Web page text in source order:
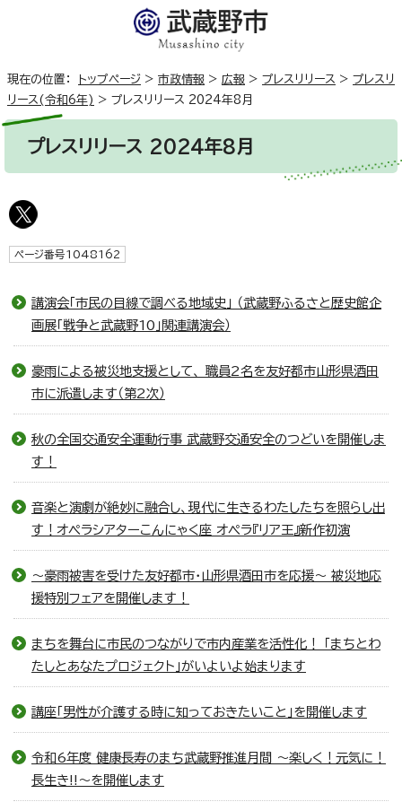
現在の位置： トップページ > 市政情報 > 広報 > プレスリリース > プレスリ
リース(令和6年) > プレスリリース 2024年8月
プレスリリース 2024年8月
ページ番号1048162
講演会「市民の目線で調べる地域史」 （武蔵野ふるさと歴史館企
画展「戦争と武蔵野10」関連講演会）
豪雨による被災地支援として、 職員2名を友好都市山形県酒田
市に派遣します（第2次）
秋の全国交通安全運動行事 武蔵野交通安全のつどいを開催しま
す！
音楽と演劇が絶妙に融合し、現代に生きるわたしたちを照らし出
す！オペラシアターこんにゃく座 オペラ『リア王』新作初演
～豪雨被害を受けた友好都市・山形県酒田市を応援～ 被災地応
援特別フェアを開催します！
まちを舞台に市民のつながりで市内産業を活性化！ 「まちとわ
たしとあなたプロジェクト」がいよいよ始まります
講座「男性が介護する時に知っておきたいこと」を開催します
令和6年度 健康長寿のまち武蔵野推進月間 ～楽しく！元気に！
長生き!!～を開催します